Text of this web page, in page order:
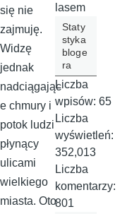
się nie
zajmuję.
Widzę
jednak
nadciągając
e chmury i
potok ludzi
płynący
ulicami
wielkiego
miasta. Oto
lasem
Staty
styka
bloge
ra
Liczba
wpisów: 65
Liczba
wyświetleń:
352,013
Liczba
komentarzy:
801